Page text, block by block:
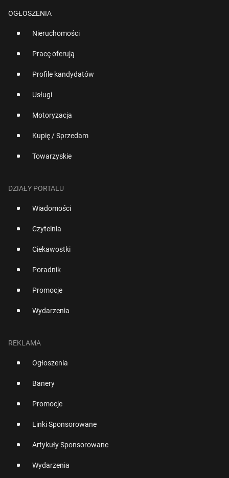
OGŁOSZENIA
Nieruchomości
Pracę oferują
Profile kandydatów
Usługi
Motoryzacja
Kupię / Sprzedam
Towarzyskie
DZIAŁY PORTALU
Wiadomości
Czytelnia
Ciekawostki
Poradnik
Promocje
Wydarzenia
REKLAMA
Ogłoszenia
Banery
Promocje
Linki Sponsorowane
Artykuły Sponsorowane
Wydarzenia